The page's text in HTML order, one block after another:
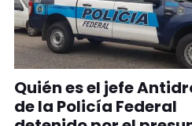
Quién es el jefe
de la Policía Federal